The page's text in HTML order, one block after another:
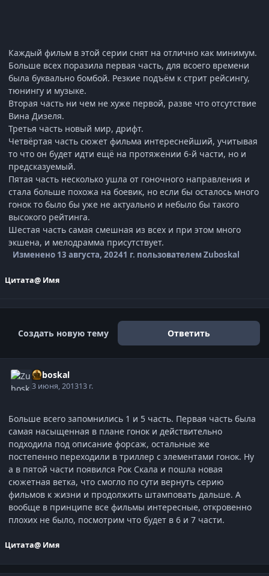
Каждый фильм в этой серии снят на отлично как минимум.
Больше всех поразила первая часть, для всоего времени
была буквально бомбой. Резкие подъём к стрит рейсингу,
тюнингу и музыке.
Вторая часть ни чем не хуже первой, разве что отсутствие
Вина Дизеля.
Третья часть новый мир, дрифт.
Четвёртая часть сюжет фильма интереснейший, учитывая
то что он будет идти ещё на протяжении 6-й части, но и
предсказуемый.
Пятая часть несколько ушла от гоночного направления и
стала больше похожа на боевик, но если бы осталось много
гонок то было бы уже не актуально и небыло бы такого
высокого рейтинга.
Шестая часть самая смешная из всех и при этом много
экшена, и мелодрамма присутствует.
Изменено 13 августа, 20241 г. пользователем Zuboskal
Цитата@ Имя
Создать новую тему Ответить
Zuboskal
3 июня, 201313 г.
Больше всего запомнились 1 и 5 часть. Первая часть была
самая насыщенная в плане гонок и действительно
подходила под описание форсаж, остальные же
постепенно переходили в триллер с элементами гонок. Ну
а в пятой части появился Рок Скала и пошла новая
сюжетная ветка, что смогло по сути вернуть серию
фильмов к жизни и продолжить штамповать дальше. А
вообще в принципе все фильмы интересные, откровенно
плохих не было, посмотрим что будет в 6 и 7 части.
Цитата@ Имя